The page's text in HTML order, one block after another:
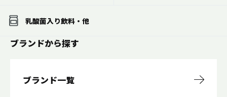
乳酸菌入り飲料・他
ブランドから探す
ブランド一覧